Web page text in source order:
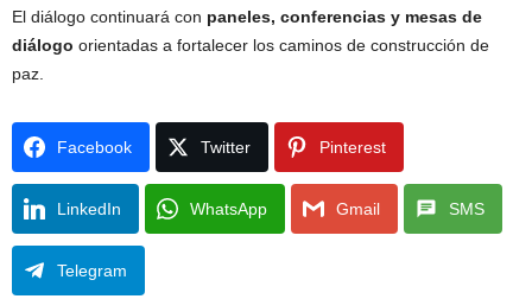
El diálogo continuará con paneles, conferencias y mesas de
diálogo orientadas a fortalecer los caminos de construcción de
paz.
Facebook Twitter Pinterest
LinkedIn WhatsApp Gmail SMS
Telegram